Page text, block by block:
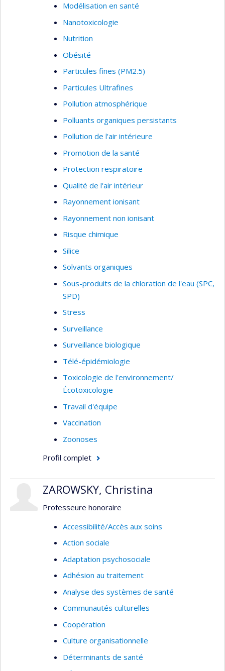
Modélisation en santé
Nanotoxicologie
Nutrition
Obésité
Particules fines (PM2.5)
Particules Ultrafines
Pollution atmosphérique
Polluants organiques persistants
Pollution de l'air intérieure
Promotion de la santé
Protection respiratoire
Qualité de l'air intérieur
Rayonnement ionisant
Rayonnement non ionisant
Risque chimique
Silice
Solvants organiques
Sous-produits de la chloration de l'eau (SPC,
SPD)
Stress
Surveillance
Surveillance biologique
Télé-épidémiologie
Toxicologie de l'environnement/
Écotoxicologie
Travail d'équipe
Vaccination
Zoonoses
Profil complet
ZAROWSKY, Christina
Professeure honoraire
Accessibilité/Accès aux soins
Action sociale
Adaptation psychosociale
Adhésion au traitement
Analyse des systèmes de santé
Communautés culturelles
Coopération
Culture organisationnelle
Déterminants de santé